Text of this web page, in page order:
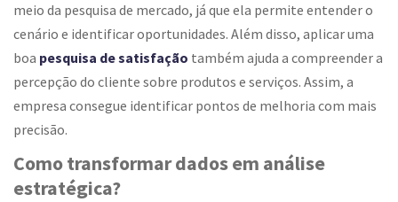
meio da pesquisa de mercado, já que ela permite entender o
cenário e identificar oportunidades. Além disso, aplicar uma
boa pesquisa de satisfação também ajuda a compreender a
percepção do cliente sobre produtos e serviços. Assim, a
empresa consegue identificar pontos de melhoria com mais
precisão.
Como transformar dados em análise
estratégica?